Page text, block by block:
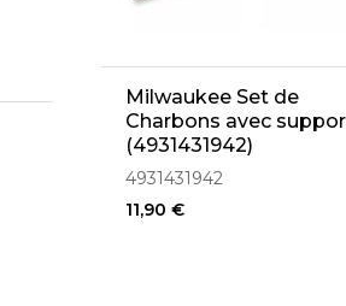
Milwaukee Set de
Charbons avec
(4931431942)
4931431942
11,90 €